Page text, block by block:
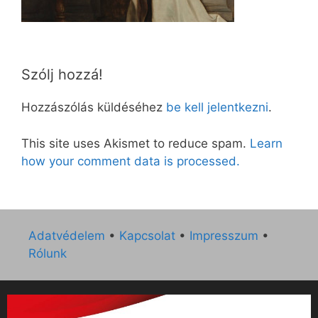
Szólj hozzá!
Hozzászólás küldéséhez be kell jelentkezni.
This site uses Akismet to reduce spam. Learn
how your comment data is processed.
Adatvédelem • Kapcsolat • Impresszum •
Rólunk